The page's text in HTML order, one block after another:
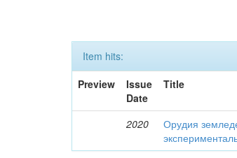
Item hits:
Preview
Issue
Date
Title
2020
Орудия